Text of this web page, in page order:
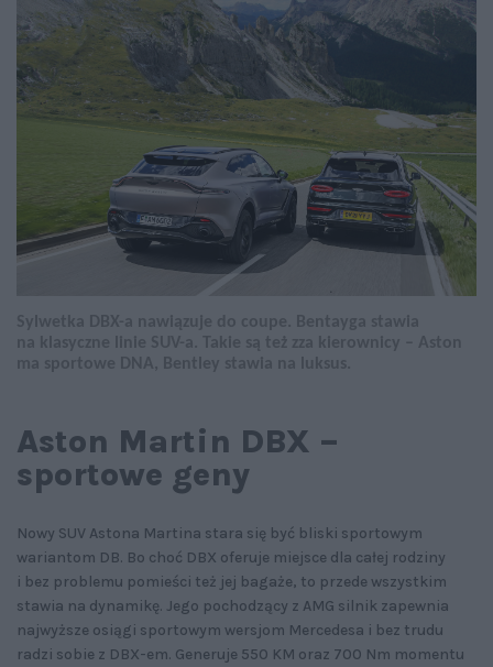
Aston Martin DBX –
sportowe geny
Nowy SUV Astona Martina stara się być bliski sportowym
wariantom DB. Bo choć DBX oferuje miejsce dla całej rodziny
i bez problemu pomieści też jej bagaże, to przede wszystkim
stawia na dynamikę. Jego pochodzący z AMG silnik zapewnia
najwyższe osiągi sportowym wersjom Mercedesa i bez trudu
radzi sobie z DBX-em. Generuje 550 KM oraz 700 Nm momentu